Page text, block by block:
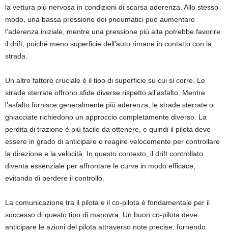
la vettura più nervosa in condizioni di scarsa aderenza. Allo stesso
modo, una bassa pressione dei pneumatici può aumentare
l’aderenza iniziale, mentre una pressione più alta potrebbe favorire
il drift, poiché meno superficie dell’auto rimane in contatto con la
strada.
Un altro fattore cruciale è il tipo di superficie su cui si corre. Le
strade sterrate offrono sfide diverse rispetto all’asfalto. Mentre
l’asfalto fornisce generalmente più aderenza, le strade sterrate o
ghiacciate richiedono un approccio completamente diverso. La
perdita di trazione è più facile da ottenere, e quindi il pilota deve
essere in grado di anticipare e reagire velocemente per controllare
la direzione e la velocità. In questo contesto, il drift controllato
diventa essenziale per affrontare le curve in modo efficace,
evitando di perdere il controllo.
La comunicazione tra il pilota e il co-pilota è fondamentale per il
successo di questo tipo di manovra. Un buon co-pilota deve
anticipare le azioni del pilota attraverso note precise, fornendo